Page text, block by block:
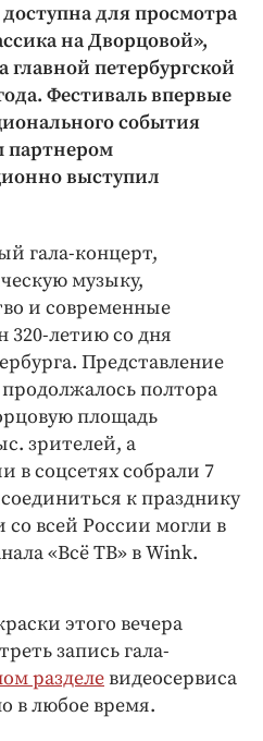
для просмотра
на Дворцовой»,
главной петербургской
Фестиваль впервые
события
партнером
выступил
гала-концерт,
музыку,
и современные
320-летию со дня
Представление
полтора
площадь
зрителей, а
в соцсетях собрали 7
к празднику
всей России могли в
«Всё ТВ» в Wink.
этого вечера
запись гала-
разделевидеосервиса
в любое время.